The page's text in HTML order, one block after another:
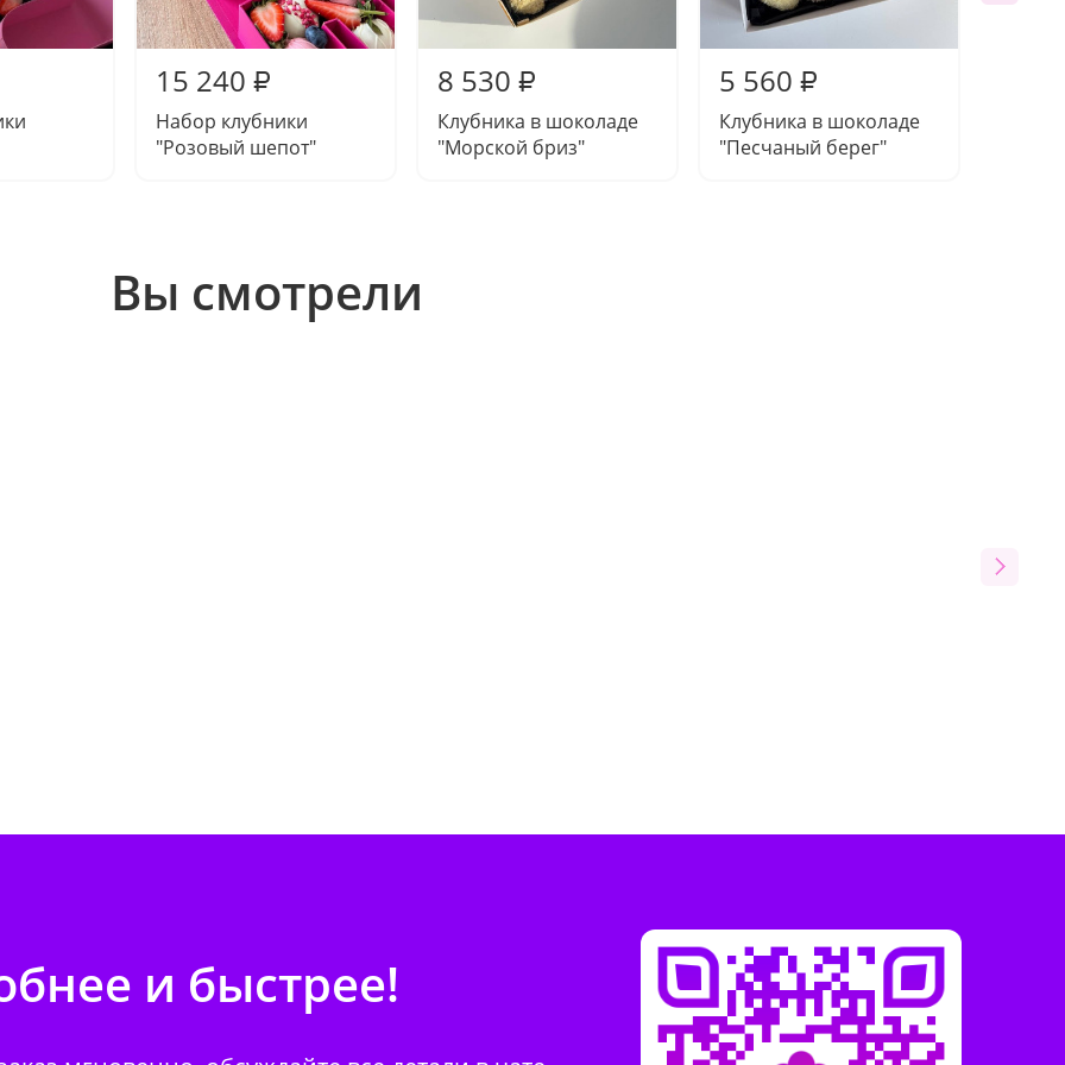
15 240 ₽
Набор клубники
"Розовый шепот"
8 530 ₽
Клубника в шоколаде
"Морской бриз"
5 560 ₽
Клубника в шоколаде
"Песчаный берег"
Вы смотрели
и быстрее!